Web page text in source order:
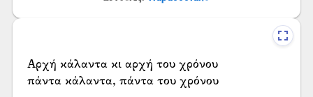
Αρχή κάλαντα κι αρχή του χρόνου
πάντα κάλαντα, πάντα του χρόνου